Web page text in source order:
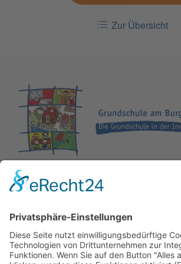
Zur Übersicht
Sekretariat:Frau Planteur
Neubourgstraße 8
21682 Stade